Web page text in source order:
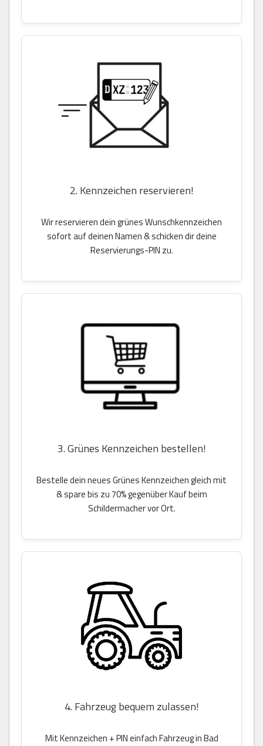
2. Kennzeichen reservieren!
Wir reservieren dein grünes Wunschkennzeichen
sofort auf deinen Namen & schicken dir deine
Reservierungs-PIN zu.
3. Grünes Kennzeichen bestellen!
Bestelle dein neues Grünes Kennzeichen gleich mit
& spare bis zu 70% gegenüber Kauf beim
Schildermacher vor Ort.
4. Fahrzeug bequem zulassen!
Mit Kennzeichen + PIN einfach Fahrzeug in Bad